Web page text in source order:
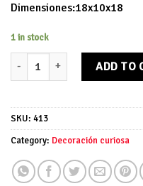
Dimensiones:18x10x18
1 in stock
Batidor puerta Aldaba Lion
ADD TO
SKU: 413
Category: Decoración curiosa